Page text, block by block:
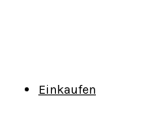
Einkaufen